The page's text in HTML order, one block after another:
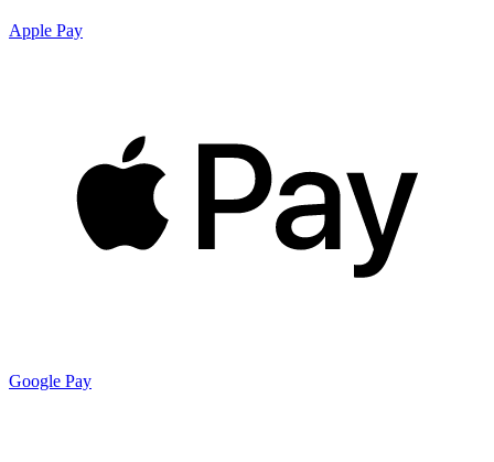
Apple Pay
Google Pay